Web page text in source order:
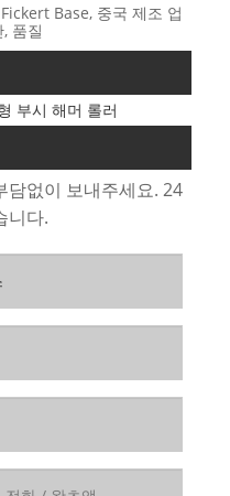
Base, 중국 제조 업
품질
부시 해머 롤러
담없이 보내주세요. 24
니다.